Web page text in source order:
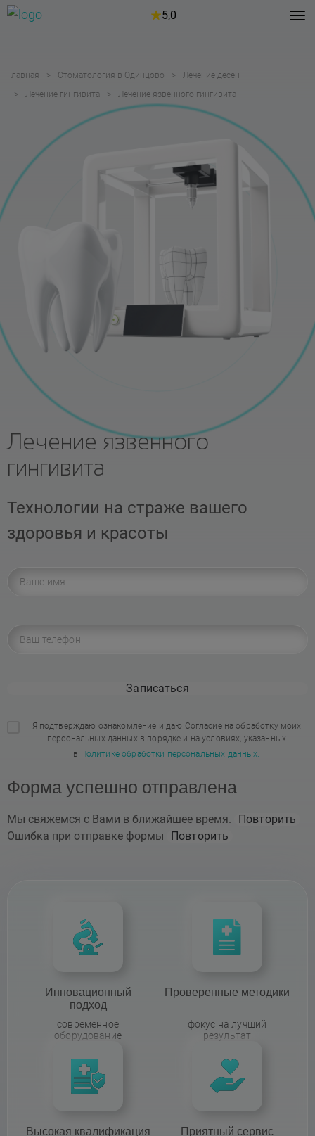
5,0
Главная Стоматология в Одинцово
Лечение десен
Лечение гингивита
Лечение язвенного гингивита
Лечение язвенного
гингивита
Технологии на страже вашего
здоровья и красоты
Записаться
Я подтверждаю ознакомление и даю Согласие на обработку моих
персональных данных в порядке и на условиях, указанных
в Политике обработки персональных данных.
Форма успешно отправлена
Мы свяжемся с Вами в ближайшее время.
Повторить
Ошибка при отправке формы
Повторить
Инновационный
подход
современное
оборудование
Проверенные методики
фокус на лучший
результат
Высокая квалификация Приятный сервис